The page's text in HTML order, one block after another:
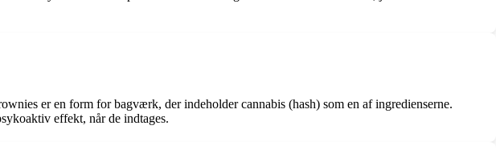
er en form for bagværk, der indeholder cannabis (hash) som en af ingredienserne.
effekt, når de indtages.